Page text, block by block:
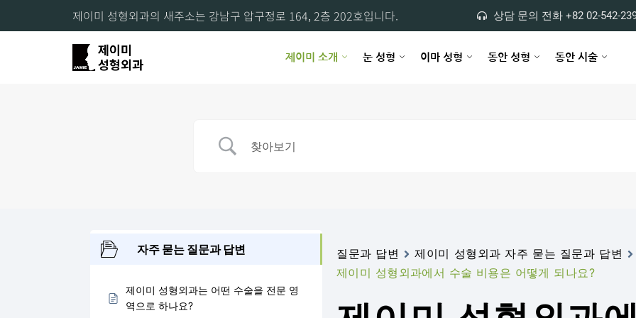
제이미 성형외과의 새주소는 강남구 압구정로 164, 2층 202호입니다. 상담 문의 전화 +82 02-542-
제이미 소개 눈 성형 이마 성형 동안 성형 동안 시술
자주 묻는 질문과 답변
제이미 성형외과는 어떤 수술을 전문 영
역으로 하나요?
질문과 답변
제이미 성형외과 자주 묻는 질문과 답변
제이미 성형외과에서 수술 비용은 어떻게 되나요?